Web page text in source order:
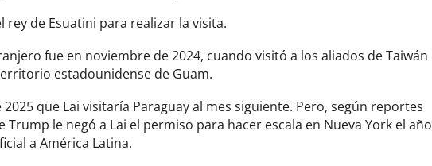
de Esuatini para realizar la visita.
fue en noviembre de 2024, cuando visitó a los aliados de Taiwán
estadounidense de Guam.
que Lai visitaría Paraguay al mes siguiente. Pero, según reportes
le negó a Lai el permiso para hacer escala en Nueva York el año
a América Latina.